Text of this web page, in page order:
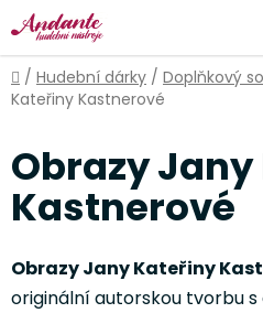
Přejít
na
obsah
Domů
/ Hudební dárky / Doplňkový
Kateřiny Kastnerové
Obrazy
Kastnerové
Obrazy Jany Kateřiny
originální autorskou tvorbu